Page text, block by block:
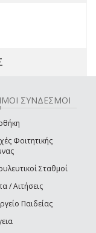
ΣΥΝΔΕΣΜΟΙ
Φοιτητικής
Σταθμοί
/ Αιτήσεις
Παιδείας